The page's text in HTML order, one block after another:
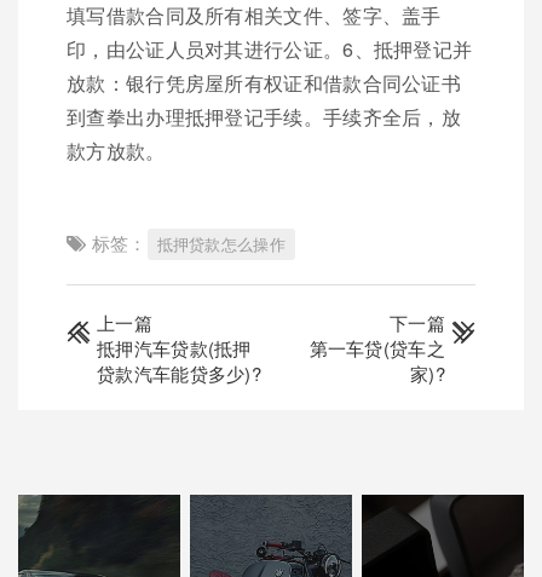
填写借款合同及所有相关文件、签字、盖手
印，由公证人员对其进行公证。6、抵押登记并
放款：银行凭房屋所有权证和借款合同公证书
到查拳出办理抵押登记手续。手续齐全后，放
款方放款。
标签： 抵押贷款怎么操作
上一篇
抵押汽车贷款(抵押
贷款汽车能贷多少)?
下一篇
第一车贷(贷车之
家)?